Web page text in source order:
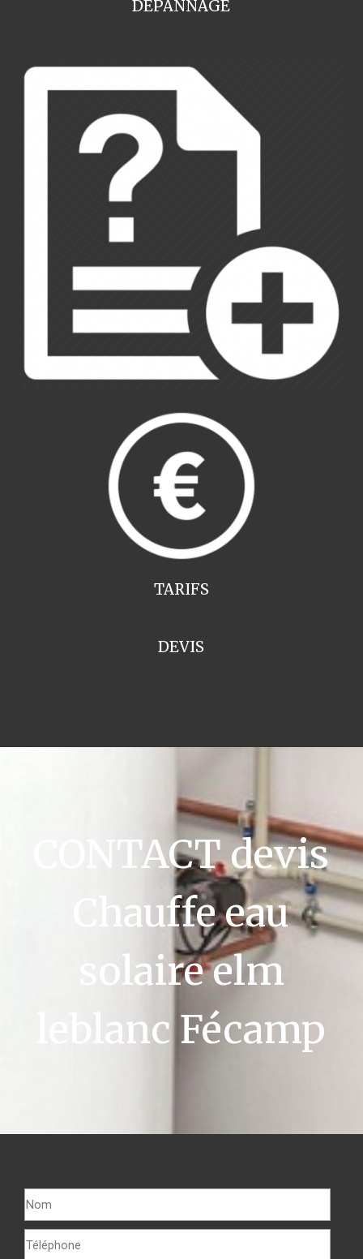
DEPANNAGE
TARIFS
DEVIS
CONTACT devis
Chauffe eau
solaire elm
leblanc Fécamp